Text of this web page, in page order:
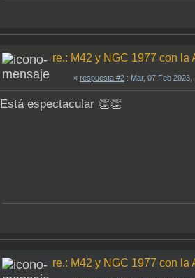
re.: M42 y NGC 1977 con la
« respuesta #2 : Mar, 07 Feb 2023,
Está espectacular 👏👏
re.: M42 y NGC 1977 con la